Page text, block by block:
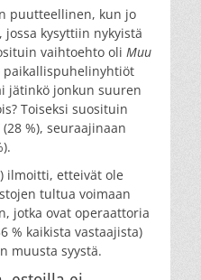
puutteellinen, kun jo
jossa kysyttiin nykyistä
vaihtoehto oli Muu
paikallispuhelinyhtiöt
jätinkö jonkun suuren
Toiseksi suosituin
(28 %), seuraajinaan
ilmoitti, etteivät ole
tultua voimaan
jotka ovat operaattoria
% kaikista vastaajista)
muusta syystä.